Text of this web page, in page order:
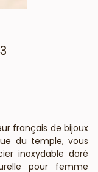
français de bijoux
du temple, vous
inoxydable doré
pour femme